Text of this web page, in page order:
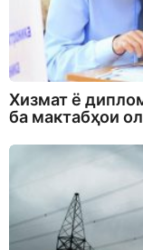
Хизмат ё
ба мактабҳои